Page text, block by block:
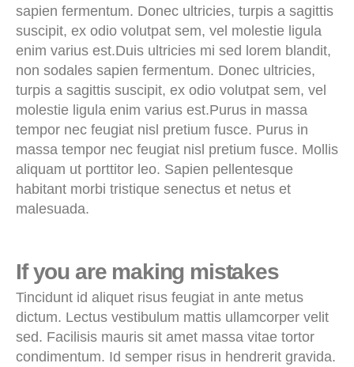
sapien fermentum. Donec ultricies, turpis a sagittis
suscipit, ex odio volutpat sem, vel molestie ligula
enim varius est.Duis ultricies mi sed lorem blandit,
non sodales sapien fermentum. Donec ultricies,
turpis a sagittis suscipit, ex odio volutpat sem, vel
molestie ligula enim varius est.Purus in massa
tempor nec feugiat nisl pretium fusce. Purus in
massa tempor nec feugiat nisl pretium fusce. Mollis
aliquam ut porttitor leo. Sapien pellentesque
habitant morbi tristique senectus et netus et
malesuada.
If you are making mistakes
Tincidunt id aliquet risus feugiat in ante metus
dictum. Lectus vestibulum mattis ullamcorper velit
sed. Facilisis mauris sit amet massa vitae tortor
condimentum. Id semper risus in hendrerit gravida.